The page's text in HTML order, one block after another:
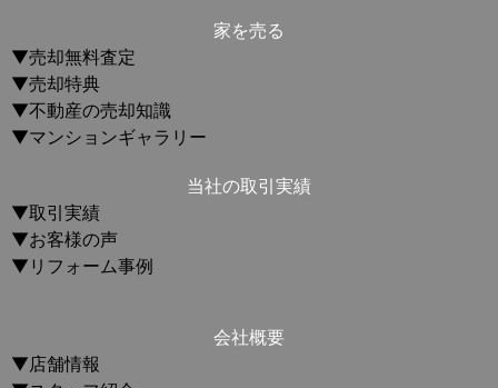
家を売る
▼売却無料査定
▼売却特典
▼不動産の売却知識
▼マンションギャラリー
当社の取引実績
▼取引実績
▼お客様の声
▼リフォーム事例
会社概要
▼店舗情報